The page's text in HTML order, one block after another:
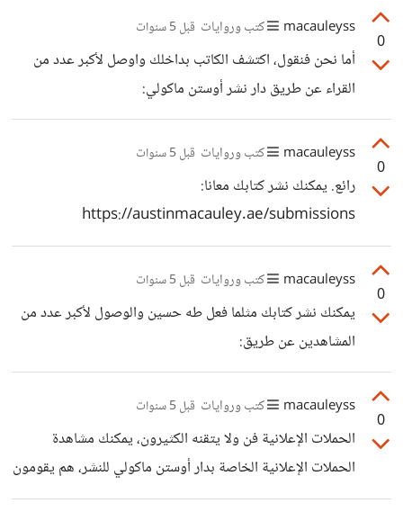
0
macauleyss كتب وروايات قبل 5 سنوات
أما نحن فنقول، اكتشف الكاتب بداخلك واوصل لأكبر عدد من
القراء عن طريق دار نشر أوستن ماكولي:
https://austinmacauley.ae/submissions
0
macauleyss كتب وروايات قبل 5 سنوات
رائع. يمكنك نشر كتابك معانا:
https://austinmacauley.ae/submissions
0
macauleyss كتب وروايات قبل 5 سنوات
يمكنك نشر كتابك مثلما فعل طه حسين والوصول لأكبر عدد من
المشاهدين عن طريق:
https://austinmacauley.ae/submissions
0
macauleyss كتب وروايات قبل 5 سنوات
الحملات الإعلانية فن ولا يتقنه الكثيرون، يمكنك مشاهدة
الحملات الإعلانية الخاصة بدار أوستن ماكولي للنشر، هم يقومون
بنشر الكتب ويقومون بحملات إعلانية لكتابك، يمكنك معرفة